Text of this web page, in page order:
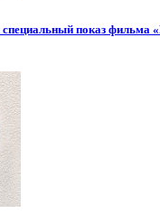
специальный показ фильма